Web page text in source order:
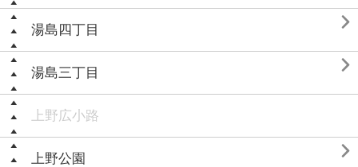
湯島四丁目 
湯島三丁目 
上野広小路
上野公園 